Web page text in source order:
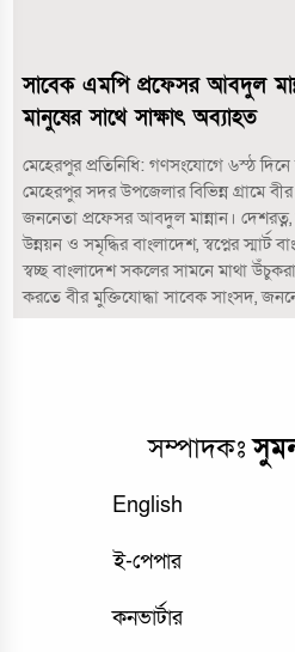
সাবেক এমপি প্রফেসর আবদুল
মানুষের সাথে সাক্ষাৎ অব্যাহত
মেহেরপুর প্রতিনিধি: গণসংযোগে ৬স্ঠ
মেহেরপুর সদর উপজেলার বিভিন্ন গ্রামে
জননেতা প্রফেসর আবদুল মান্নান।
উন্নয়ন ও সমৃদ্ধির বাংলাদেশ, স্বপ্নের স্মার্ট
স্বচ্ছ বাংলাদেশ সকলের সামনে মাথা
করতে বীর মুক্তিযোদ্ধা সাবেক সাংসদ,
সম্পাদকঃ
English
ই-পেপার
কনভার্টার